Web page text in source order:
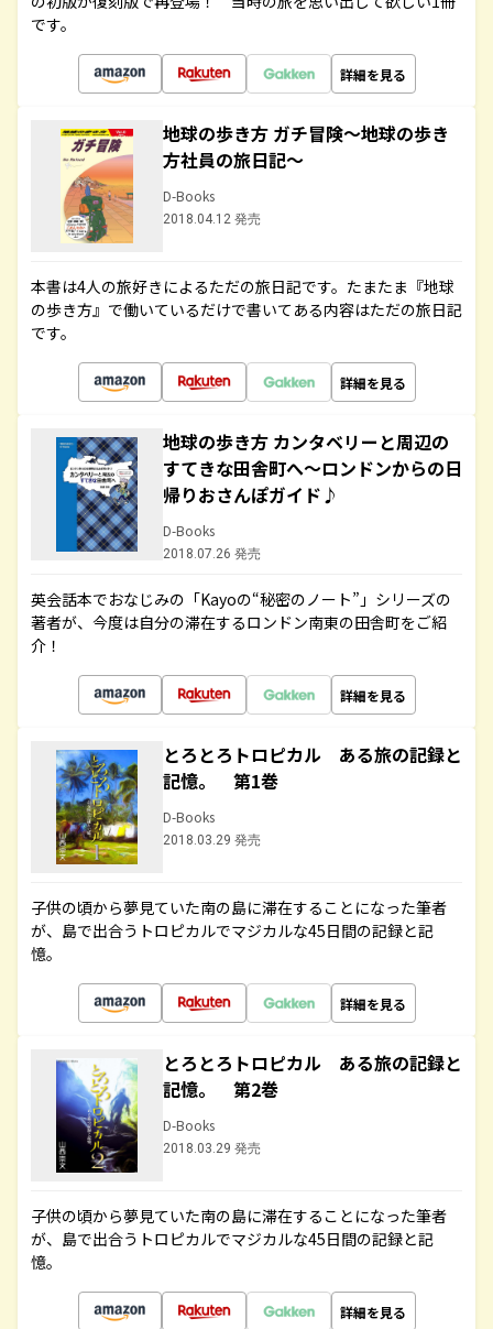
です。
詳細を見る
地球の歩き方 ガチ冒険～地球の歩き
方社員の旅日記～
D-Books
2018.04.12 発売
本書は4人の旅好きによるただの旅日記です。たまたま『地球
の歩き方』で働いているだけで書いてある内容はただの旅日記
です。
詳細を見る
地球の歩き方 カンタベリーと周辺の
すてきな田舎町へ～ロンドンからの日
帰りおさんぽガイド♪
D-Books
2018.07.26 発売
英会話本でおなじみの「Kayoの“秘密のノート”」シリーズの
著者が、今度は自分の滞在するロンドン南東の田舎町をご紹
介！
詳細を見る
とろとろトロピカル ある旅の記録と
記憶。 第1巻
D-Books
2018.03.29 発売
子供の頃から夢見ていた南の島に滞在することになった筆者
が、島で出合うトロピカルでマジカルな45日間の記録と記
憶。
詳細を見る
とろとろトロピカル ある旅の記録と
記憶。 第2巻
D-Books
2018.03.29 発売
子供の頃から夢見ていた南の島に滞在することになった筆者
が、島で出合うトロピカルでマジカルな45日間の記録と記
憶。
詳細を見る